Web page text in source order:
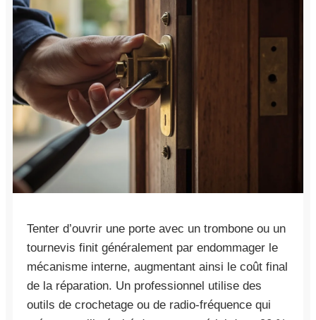
Tenter d’ouvrir une porte avec un trombone ou un
tournevis finit généralement par endommager le
mécanisme interne, augmentant ainsi le coût final
de la réparation. Un professionnel utilise des
outils de crochetage ou de radio-fréquence qui